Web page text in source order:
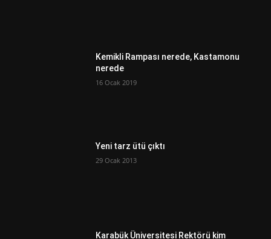
Kemikli Rampası nerede, Kastamonu
nerede
16 Ocak 2019
Yeni tarz ütü çıktı
29 Ocak 2013
Karabük Üniversitesi Rektörü kim